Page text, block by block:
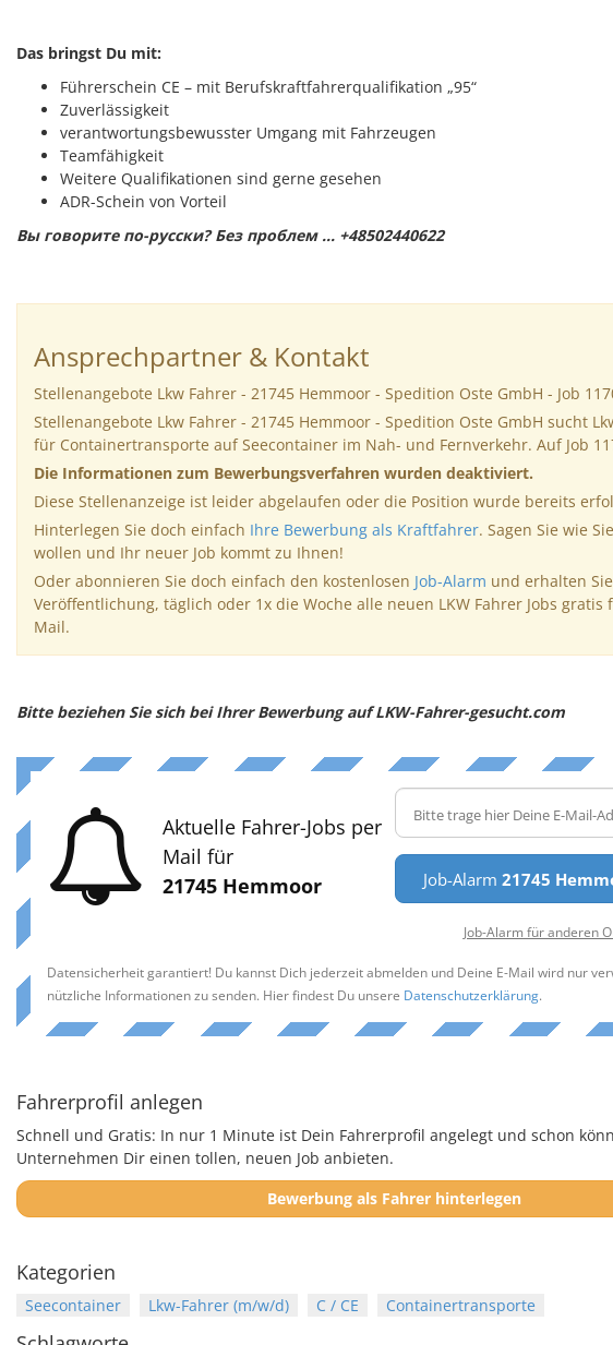
Das bringst Du mit:
Führerschein CE – mit Berufskraftfahrerqualifikation „95“
Zuverlässigkeit
verantwortungsbewusster Umgang mit Fahrzeugen
Teamfähigkeit
Weitere Qualifikationen sind gerne gesehen
ADR-Schein von Vorteil
Вы говорите по-русски? Без проблем ... +48502440622
Ansprechpartner & Kontakt
Stellenangebote Lkw Fahrer - 21745 Hemmoor - Spedition Oste GmbH - Job
Stellenangebote Lkw Fahrer - 21745 Hemmoor - Spedition Oste GmbH sucht
für Containertransporte auf Seecontainer im Nah- und Fernverkehr. Auf Job
Die Informationen zum Bewerbungsverfahren wurden deaktiviert.
Diese Stellenanzeige ist leider abgelaufen oder die Position wurde bereits
Hinterlegen Sie doch einfach Ihre Bewerbung als Kraftfahrer. Sagen Sie wie
wollen und Ihr neuer Job kommt zu Ihnen!
Oder abonnieren Sie doch einfach den kostenlosen Job-Alarm und erhalten
Veröffentlichung, täglich oder 1x die Woche alle neuen LKW Fahrer Jobs gratis
Mail.
Bitte beziehen Sie sich bei Ihrer Bewerbung auf LKW-Fahrer-gesucht.com
Aktuelle Fahrer-Jobs per
Mail für
21745 Hemmoor
Job-Alarm 21745
Job-Alarm für anderen
Datensicherheit garantiert! Du kannst Dich jederzeit abmelden und Deine E-Mail wird nur
nützliche Informationen zu senden. Hier findest Du unsere Datenschutzerklärung.
Fahrerprofil anlegen
Schnell und Gratis: In nur 1 Minute ist Dein Fahrerprofil angelegt und schon
Unternehmen Dir einen tollen, neuen Job anbieten.
Bewerbung als Fahrer hinterlegen
Kategorien
Seecontainer Lkw-Fahrer (m/w/d) C / CE Containertransporte